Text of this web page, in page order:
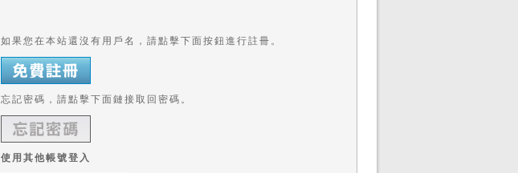
如果您在本站還沒有用戶名，請點擊下面按鈕進行註冊。
忘記密碼，請點擊下面鏈接取回密碼。
使用其他帳號登入